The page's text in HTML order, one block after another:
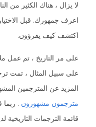
لا يزال ، هناك الكثير من
اعرف جمهورك. قبل
اكتشف كيف يقرؤون.
على مر التاريخ ، تم عمل
المزيد عن المترجمين
مترجمون مشهورون .
قائمة الترجمات التاريخية